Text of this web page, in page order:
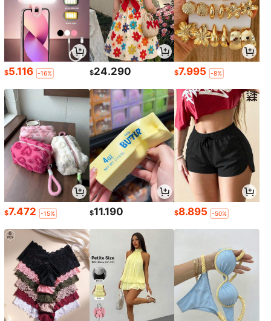
$5.116 -16% $24.290 $7.995 -8%
$7.472 -15% $11.190 $8.895 -50%